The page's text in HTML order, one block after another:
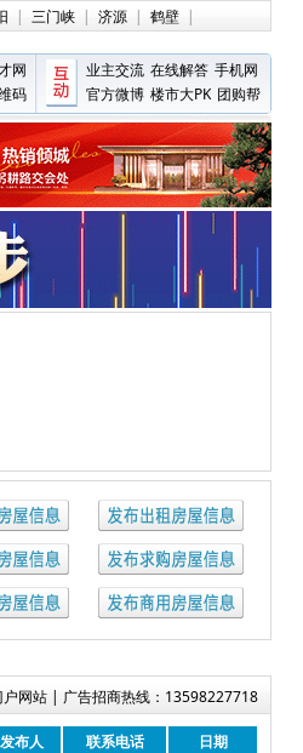
| 三门峡 | 济源 | 鹤壁 |
网
码
业主交流 在线解答 手机网
官方微博 楼市大PK 团购帮
网站 | 广告招商热线：13598227718
发布人 联系电话
日期